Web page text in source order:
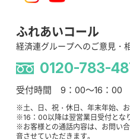
ふれあいコール
経済連グループへのご意見・
0120-783-
受付時間 9：00～16：00
※土、日、祝・休日、年末年始、お
※16：00以降は翌営業日受付とな
※お客様との通話内容は、お問い
音させていただきます。